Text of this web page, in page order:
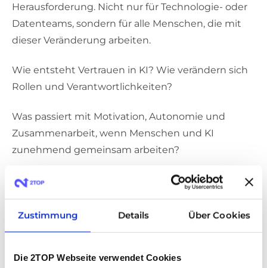
Zustimmung Details Über Cookies
Die 2TOP Webseite verwendet Cookies
Herausforderung. Nicht nur für Technologie- oder
Datenteams, sondern für alle Menschen, die mit
dieser Veränderung arbeiten.
Wie entsteht Vertrauen in KI? Wie verändern sich
Rollen und Verantwortlichkeiten?
Was passiert mit Motivation, Autonomie und
Zusammenarbeit, wenn Menschen und KI
zunehmend gemeinsam arbeiten?
Genau darüber haben wir mit
Prof. Dr. Christine
Hennighausengesprochen. Sie ist Expertin für
Medienpsychologie, Human-AI-Interaction und
Behavioral Design.
Welche Rolle spielen Vertrauen und